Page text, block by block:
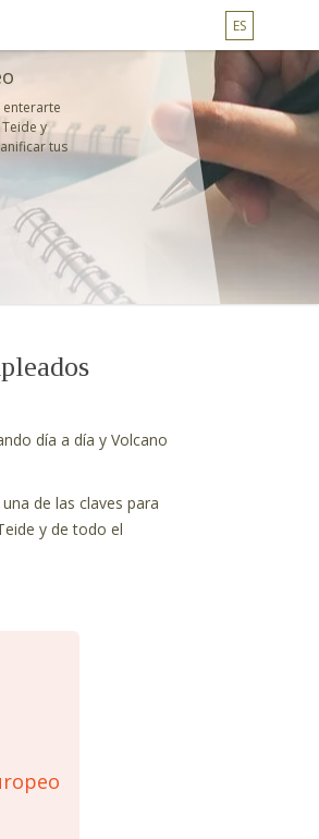
ES
enterarte
y
tus
día a día y Volcano
de las claves para
y de todo el